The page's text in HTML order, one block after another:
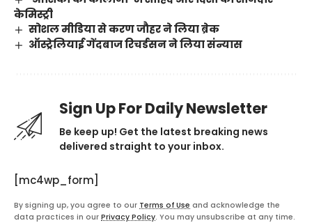
केमिस्ट्री
सोशल मीडिया से करण जौहर ने लिया ब्रेक
ऑस्ट्रेलियाई गेंदबाज रिचर्डसन ने लिया संन्यास
Sign Up For Daily Newsletter
Be keep up! Get the latest breaking news
delivered straight to your inbox.
[mc4wp_form]
By signing up, you agree to our Terms of Use and acknowledge the
data practices in our Privacy Policy. You may unsubscribe at any time.